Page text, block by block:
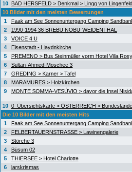
10 BAD HERSFELD > Denkmal > Lingg von Lingenfeld
10 Bilder mit den meisten Bewertungen
1
Faak am See Sonnenuntergang Camping
2
1990-1994 36 BREBU NOBU-WEIDENTHAL
3
VOICE 4 U
4
Eisenstadt - Haydnkirche
5
PREMENO > Bus Steinmüller vorm Hotel Villa Rosy
6
Sultan-Ahmed-Moschee 3
7
GREDING > Karner > Tafel
8
MARAMURES > Holzkirchen
9
MONTE SOMMA-VESÚVIO > davor die Insel
10 0_Übersichtskarte > ÖSTERREICH >
Die 10 Bilder mit den meisten Hits
1
Faak am See Sonnenuntergang Camping
2
FELBERTAUERNSTRASSE > Lawinengalerie
3
Störche 3
4
Büsum 02
5
THIERSEE > Hotel Charlotte
6
larskrismas